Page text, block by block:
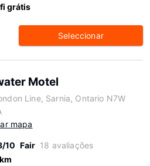
grátis
Seleccionar
Motel
Line, Sarnia, Ontario N7W
mapa
10 Fair 18 avaliações